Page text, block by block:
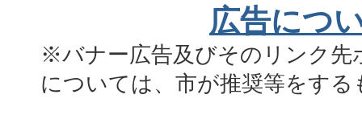
広告につ
※バナー広告及びそのリンク先
については、市が推奨等をす